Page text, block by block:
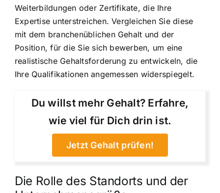
Weiterbildungen oder Zertifikate, die Ihre
Expertise unterstreichen. Vergleichen Sie diese
mit dem branchenüblichen Gehalt und der
Position, für die Sie sich bewerben, um eine
realistische Gehaltsforderung zu entwickeln, die
Ihre Qualifikationen angemessen widerspiegelt.
Du willst mehr Gehalt? Erfahre,
wie viel für Dich drin ist.
Jetzt Gehalt prüfen!
Die Rolle des Standorts und der